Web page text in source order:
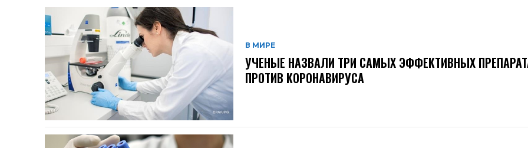
В МИРЕ
УЧЕНЫЕ НАЗВАЛИ ТРИ САМЫХ ЭФФЕКТИВНЫХ
ПРОТИВ КОРОНАВИРУСА